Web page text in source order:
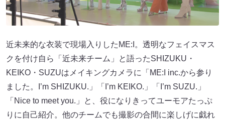
近未来的な衣装で現場入りしたME:I。透明なフェイスマス
クを付け自ら「近未来チーム」と語ったSHIZUKU・
KEIKO・SUZUはメイキングカメラに「ME:I inc.から参り
ました。I’m SHIZUKU.」「I’m KEIKO.」「I’m SUZU.」
「Nice to meet you.」と、役になりきってユーモアたっぷ
りに自己紹介。他のチームでも撮影の合間に楽しげに戯れ